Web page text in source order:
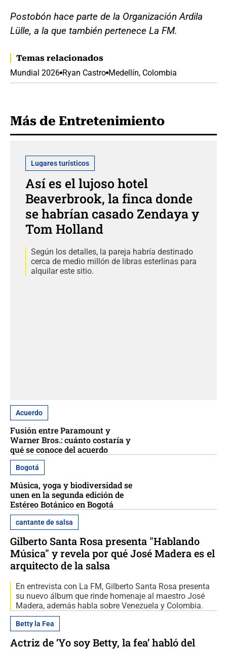
Postobón hace parte de la Organización Ardila
Lülle, a la que también pertenece La FM.
Temas relacionados
Mundial 2026 Ryan Castro Medellín, Colombia
Más de Entretenimiento
Lugares turísticos
Así es el lujoso hotel
Beaverbrook, la finca donde
se habrían casado Zendaya y
Tom Holland
Según los detalles, la pareja habría destinado
cerca de medio millón de libras esterlinas para
alquilar este sitio.
Acuerdo
Fusión entre Paramount y
Warner Bros.: cuánto costaría y
qué se conoce del acuerdo
Bogotá
Música, yoga y biodiversidad se
unen en la segunda edición de
Estéreo Botánico en Bogotá
cantante de salsa
Gilberto Santa Rosa presenta "Hablando
Música" y revela por qué José Madera es el
arquitecto de la salsa
En entrevista con La FM, Gilberto Santa Rosa presenta
su nuevo álbum que rinde homenaje al maestro José
Madera, además habla sobre Venezuela y Colombia.
Betty la Fea
Actriz de ‘Yo soy Betty, la fea’ habló del